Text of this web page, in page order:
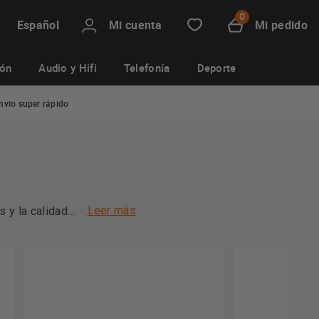
Español Mi cuenta Mi pedido
Audio y Hifi Telefonía Deporte
super rápido
y la calidad
Leer más